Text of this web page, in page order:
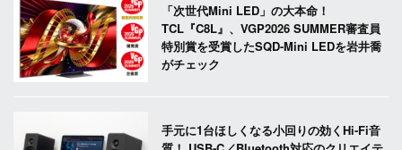
「次世代Mini LED」の大本命！
TCL『C8L』、VGP2026 SUMMER審査員
特別賞を受賞したSQD-Mini LEDを岩井喬
がチェック
手元に1台ほしくなる小回りの効くHi-Fi音